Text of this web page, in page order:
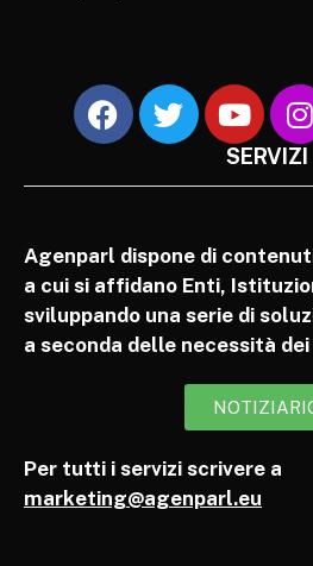
SERVIZI
Agenparl dispone di
a cui si affidano Enti,
sviluppando una serie di
a seconda delle necessità
Per tutti i servizi scrivere a
marketing@agenparl.eu